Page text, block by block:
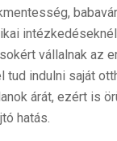
vállalnak az
indulni saját
árát, ezért is
hatás.